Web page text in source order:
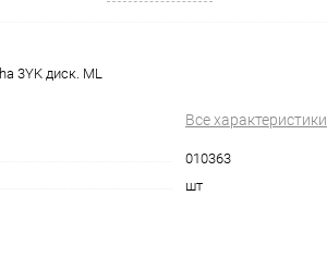
3YK диск. ML
Все характеристики
010363
шт